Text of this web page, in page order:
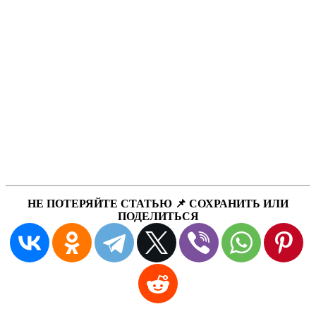
НЕ ПОТЕРЯЙТЕ СТАТЬЮ 📌 СОХРАНИТЬ ИЛИ
ПОДЕЛИТЬСЯ